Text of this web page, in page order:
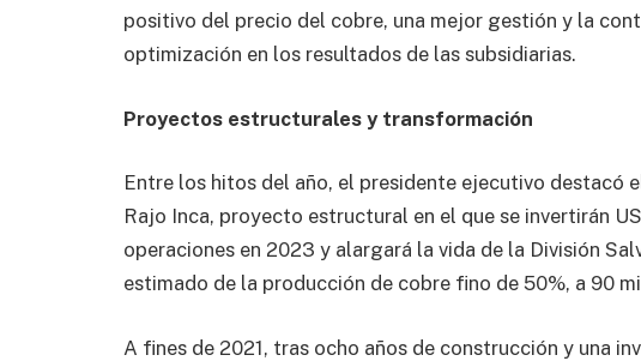
positivo del precio del cobre, una mejor gestión y la
optimización en los resultados de las subsidiarias.
Proyectos estructurales y transformación
Entre los hitos del año, el presidente ejecutivo destacó
Rajo Inca, proyecto estructural en el que se invertirán
operaciones en 2023 y alargará la vida de la División
estimado de la producción de cobre fino de 50%, a 90
A fines de 2021, tras ocho años de construcción y una